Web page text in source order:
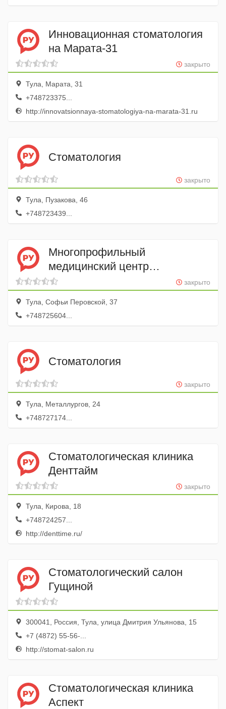
Инновационная стоматология
на Марата-31
закрыто
Тула, Марата, 31
+748723375...
http://innovatsionnaya-stomatologiya-na-marata-31.ru
Стоматология
закрыто
Тула, Пузакова, 46
+748723439...
Многопрофильный
медицинский центр
МедСервисТула
закрыто
Тула, Софьи Перовской, 37
+748725604...
Стоматология
закрыто
Тула, Металлургов, 24
+748727174...
Стоматологическая клиника
Денттайм
закрыто
Тула, Кирова, 18
+748724257...
http://denttime.ru/
Стоматологический салон
Гущиной
300041, Россия, Тула, улица Дмитрия Ульянова, 15
+7 (4872) 55-56-...
http://stomat-salon.ru
Стоматологическая клиника
Аспект